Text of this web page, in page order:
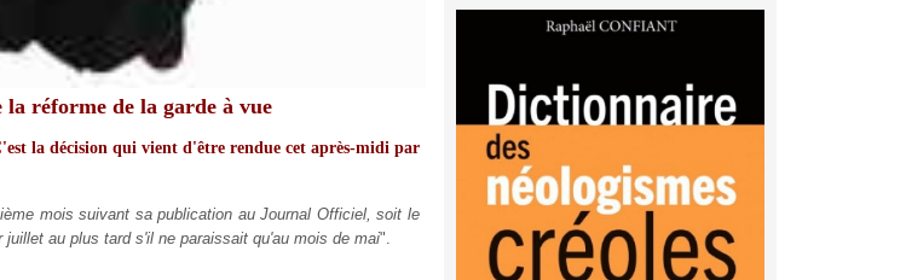
réforme de la garde à vue
la décision qui vient d'être rendue cet après-midi par
mois suivant sa publication au Journal Officiel, soit le
au plus tard s'il ne paraissait qu'au mois de mai".